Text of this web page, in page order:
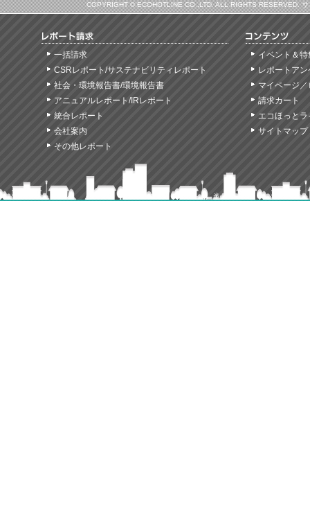
COPYRIGHT © ECOHOTLINE CO.,LTD. ALL RIGHTS RESERVED.
一括請求
CSRレポート/サステナビリティレポート
社会・環境報告書/環境報告書
アニュアルレポート/IRレポート
統合レポート
会社案内
その他レポート
イベント＆特
レポートア
マイページ
請求カート
エコほっと
サイトマップ